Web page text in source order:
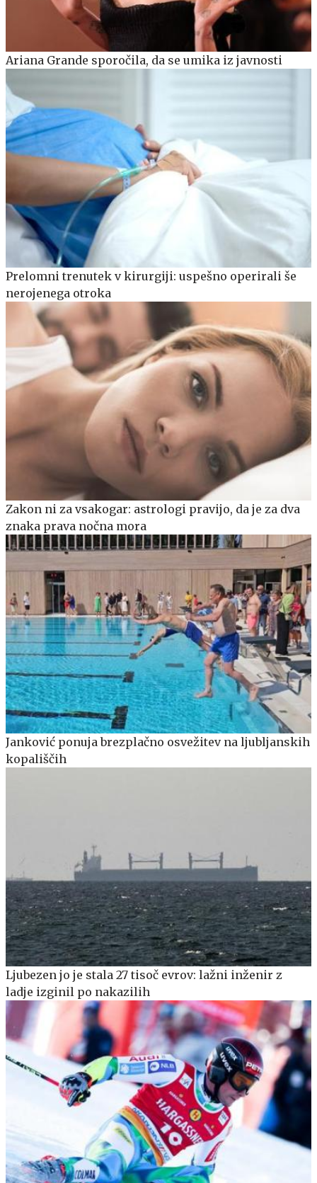
Ariana Grande sporočila, da se umika iz javnosti
Prelomni trenutek v kirurgiji: uspešno operirali še
nerojenega otroka
Zakon ni za vsakogar: astrologi pravijo, da je za dva
znaka prava nočna mora
Janković ponuja brezplačno osvežitev na ljubljanskih
kopališčih
Ljubezen jo je stala 27 tisoč evrov: lažni inženir z
ladje izginil po nakazilih